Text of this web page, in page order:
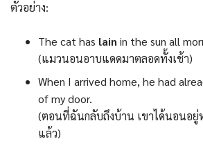
ตัวอย่าง:
The cat has lain in the sun all
(แมวนอนอาบแดดมาตลอดทั้งเช้า)
When I arrived home, he had
of my door.
(ตอนที่ฉันกลับถึงบ้าน เขาได้นอนอ
แล้ว)